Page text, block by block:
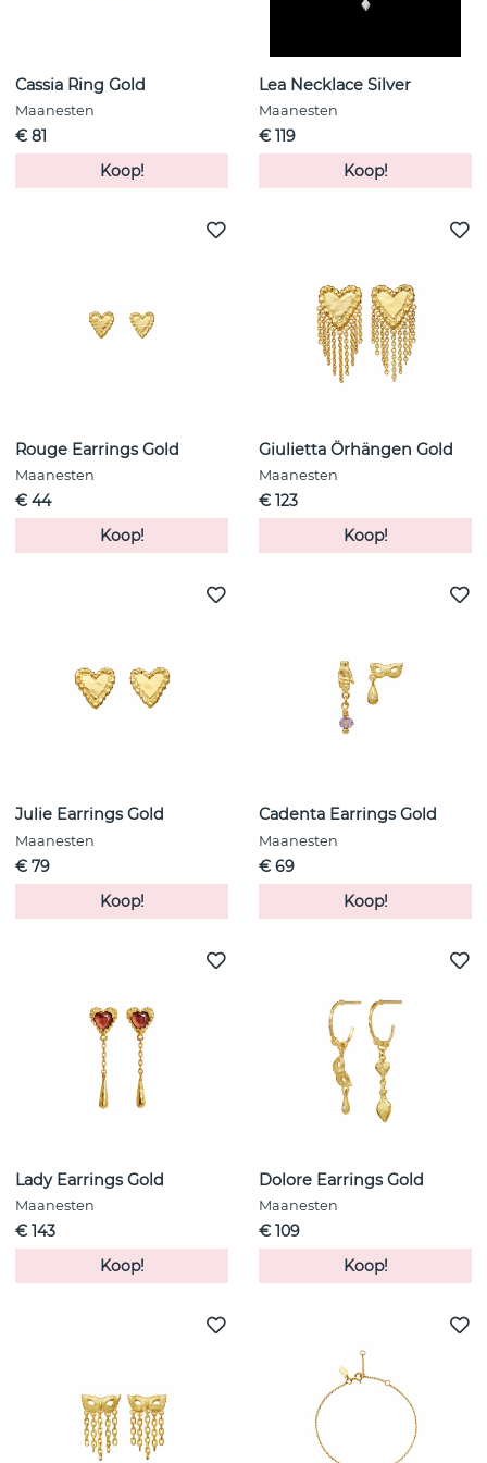
Cassia Ring Gold
Maanesten
€ 81
Koop!
Lea Necklace Silver
Maanesten
€ 119
Koop!
Rouge Earrings Gold
Maanesten
€ 44
Koop!
Giulietta Örhängen Gold
Maanesten
€ 123
Koop!
Julie Earrings Gold
Maanesten
€ 79
Koop!
Cadenta Earrings Gold
Maanesten
€ 69
Koop!
Lady Earrings Gold
Maanesten
€ 143
Koop!
Dolore Earrings Gold
Maanesten
€ 109
Koop!